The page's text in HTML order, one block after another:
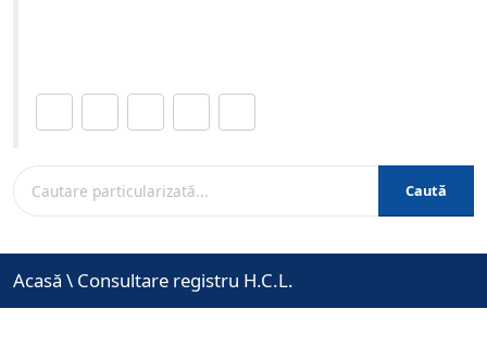
Caută
Acasă \ Consultare registru H.C.L.